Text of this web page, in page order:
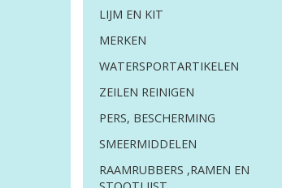
LIJM EN KIT
MERKEN
WATERSPORTARTIKELEN
ZEILEN REINIGEN
PERS, BESCHERMING
SMEERMIDDELEN
RAAMRUBBERS ,RAMEN EN